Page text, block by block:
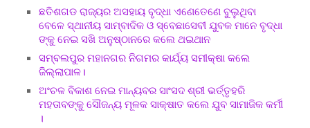
ଛତିଶଗଡ ରାଜ୍ୟର ଅସହାୟ ବୃଦ୍ଧା ଏଣେତେଣେ ବୁଲୁଥିବା
ବେଳେ ସ୍ଥାନୀୟ ସାମ୍ବାଦିକ ଓ ସ୍ବେଛାସେବୀ ଯୁବକ ମାନେ ବୃଦ୍ଧା
ଙ୍କୁ ନେଇ ସଖି ଅନୁଷ୍ଠାନରେ କଲେ ଥଇଥାନ
ସମ୍ବଲପୁର ମହାନଗର ନିଗମର କାର୍ଯ୍ୟ ସମୀକ୍ଷା କଲେ
ଜିଲ୍ଲାପାଳ।
ଅଂଚଳ ବିକାଶ ନେଇ ମାନ୍ୟବର ସାଂସଦ ଶ୍ରୀ ଭର୍ତ୍ତୃହରି
ମହତାବଙ୍କୁ ସୌଜନ୍ୟ ମୂଳକ ସାକ୍ଷାତ କଲେ ଯୁବ ସାମାଜିକ କର୍ମୀ
।